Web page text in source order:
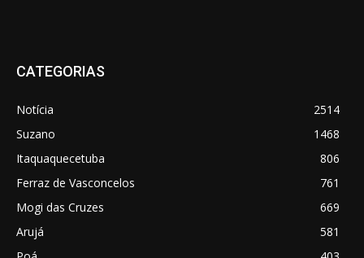
CATEGORIAS
Notícia
2514
Suzano
1468
Itaquaquecetuba
806
Ferraz de Vasconcelos
761
Mogi das Cruzes
669
Arujá
581